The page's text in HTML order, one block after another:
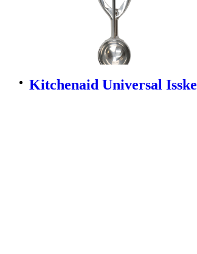
Kitchenaid Universal Isske